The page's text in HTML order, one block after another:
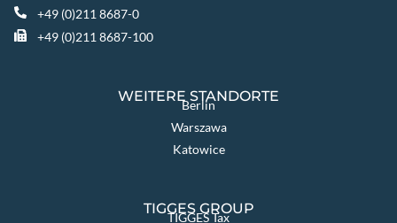
+49 (0)211 8687-0
+49 (0)211 8687-100
WEITERE STANDORTE
Berlin
Warszawa
Katowice
TIGGES GROUP
TIGGES Tax